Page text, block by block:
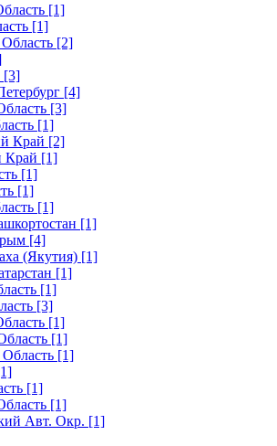
[1]
[1]
Область [2]
[3]
[4]
[3]
[1]
Край [2]
Край [1]
[1]
[1]
[1]
[1]
[4]
(Якутия) [1]
[1]
[1]
[3]
[1]
[1]
Область [1]
[1]
[1]
Авт. Окр. [1]